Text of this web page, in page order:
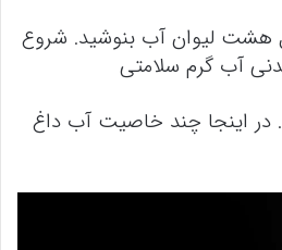
هشت لیوان آب بنوشید. شروع
آب گرم سلامتی
در اینجا چند خاصیت آب داغ